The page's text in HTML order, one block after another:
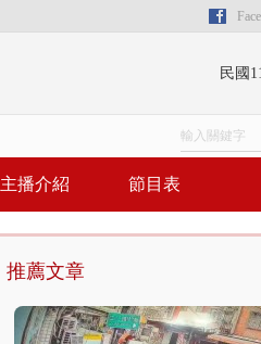
民國
主播介紹 節目表
推薦文章